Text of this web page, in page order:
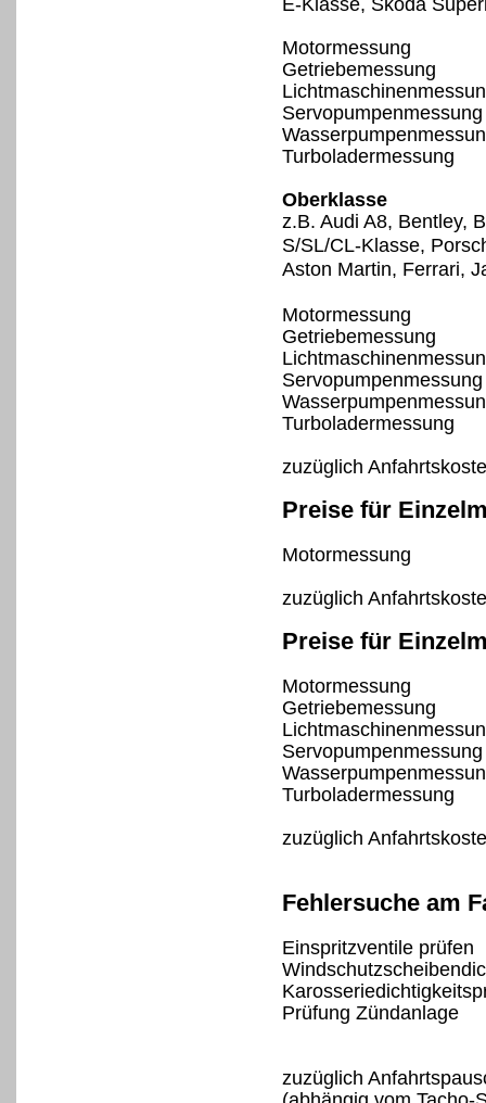
E-Klasse, Škoda
Motormessung
Getriebemessung
Servopumpenmessung
Turboladermessung
Oberklasse
z.B. Audi A8, Bentley,
S/SL/CL-Klasse,
Aston Martin, Ferrari,
Motormessung
Getriebemessung
Servopumpenmessung
Turboladermessung
zuzüglich
Preise für
Motormessung
zuzüglich
Preise für
Motormessung
Getriebemessung
Servopumpenmessung
Turboladermessung
zuzüglich
Fehlersuche am
Einspritzventile prüfen
Prüfung Zündanlage
zuzüglich